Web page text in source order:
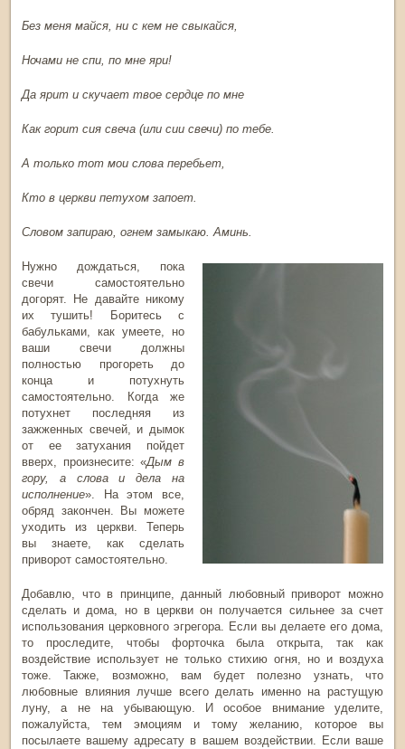
Без меня майся, ни с кем не свыкайся,
Ночами не спи, по мне яри!
Да ярит и скучает твое сердце по мне
Как горит сия свеча (или сии свечи) по тебе.
А только тот мои слова перебьет,
Кто в церкви петухом запоет.
Словом запираю, огнем замыкаю. Аминь.
Нужно дождаться, пока
свечи самостоятельно
догорят. Не давайте никому
их тушить! Боритесь с
бабульками, как умеете, но
ваши свечи должны
полностью прогореть до
конца и потухнуть
самостоятельно. Когда же
потухнет последняя из
зажженных свечей, и дымок
от ее затухания пойдет
вверх, произнесите: «Дым в
гору, а слова и дела на
исполнение». На этом все,
обряд закончен. Вы можете
уходить из церкви. Теперь
вы знаете, как сделать
приворот самостоятельно.
Добавлю, что в принципе, данный любовный приворот можно
сделать и дома, но в церкви он получается сильнее за счет
использования церковного эгрегора. Если вы делаете его дома,
то проследите, чтобы форточка была открыта, так как
воздействие использует не только стихию огня, но и воздуха
тоже. Также, возможно, вам будет полезно узнать, что
любовные влияния лучше всего делать именно на растущую
луну, а не на убывающую. И особое внимание уделите,
пожалуйста, тем эмоциям и тому желанию, которое вы
посылаете вашему адресату в вашем воздействии. Если ваше